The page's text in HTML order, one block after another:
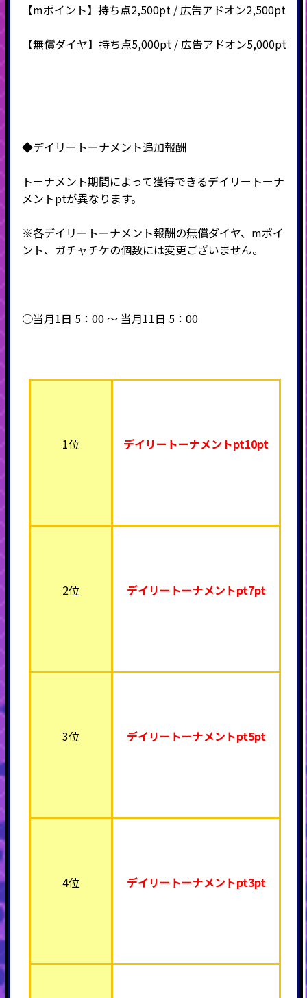
【mポイント】持ち点2,500pt / 広告アドオン2,500pt
【無償ダイヤ】持ち点5,000pt / 広告アドオン5,000pt
◆デイリートーナメント追加報酬
トーナメント期間によって獲得できるデイリートーナ
メントptが異なります。
※各デイリートーナメント報酬の無償ダイヤ、mポイ
ント、ガチャチケの個数には変更ございません。
○当月1日 5：00 ～ 当月11日 5：00
1位 デイリートーナメントpt10pt
2位 デイリートーナメントpt7pt
3位 デイリートーナメントpt5pt
4位 デイリートーナメントpt3pt